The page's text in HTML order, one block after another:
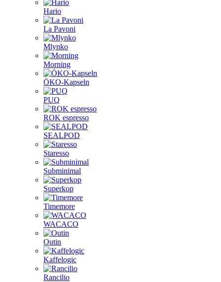
Hario
La Pavoni
Mlynko
Morning
ÖKO-Kapseln
PUQ
ROK espresso
SEALPOD
Staresso
Subminimal
Superkop
Timemore
WACACO
Outin
Kaffelogic
Rancilio